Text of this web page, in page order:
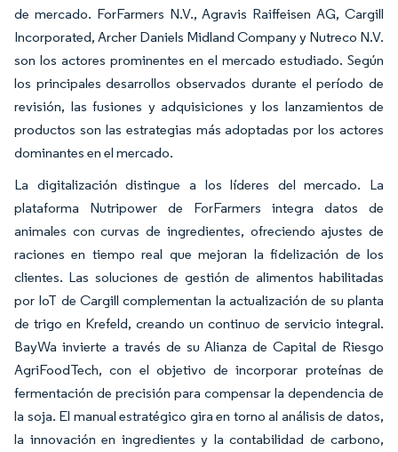
de mercado. ForFarmers N.V., Agravis Raiffeisen AG, Cargill
Incorporated, Archer Daniels Midland Company y Nutreco N.V.
son los actores prominentes en el mercado estudiado. Según
los principales desarrollos observados durante el período de
revisión, las fusiones y adquisiciones y los lanzamientos de
productos son las estrategias más adoptadas por los actores
dominantes en el mercado.
La digitalización distingue a los líderes del mercado. La
plataforma Nutripower de ForFarmers integra datos de
animales con curvas de ingredientes, ofreciendo ajustes de
raciones en tiempo real que mejoran la fidelización de los
clientes. Las soluciones de gestión de alimentos habilitadas
por IoT de Cargill complementan la actualización de su planta
de trigo en Krefeld, creando un continuo de servicio integral.
BayWa invierte a través de su Alianza de Capital de Riesgo
AgriFoodTech, con el objetivo de incorporar proteínas de
fermentación de precisión para compensar la dependencia de
la soja. El manual estratégico gira en torno al análisis de datos,
la innovación en ingredientes y la contabilidad de carbono,